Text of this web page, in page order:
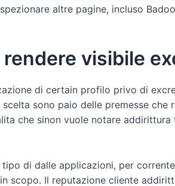
altre pagine, incluso
visibile
di certain profilo privo di
sono paio delle premesse
che sinon vuole notare
di dalle applicazioni, per
scopo. Il reputazione cliente